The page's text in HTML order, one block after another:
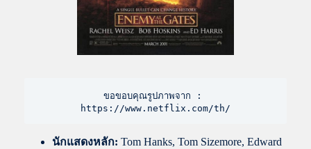
ขอขอบคุณรูปภาพจาก :
https://www.netflix.com/th/
นักแสดงหลัก: Tom Hanks, Tom Sizemore, Edward